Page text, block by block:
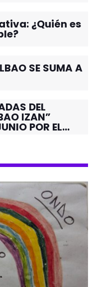
¿Quién es
SE SUMA A
DEL
IZAN”
POR EL